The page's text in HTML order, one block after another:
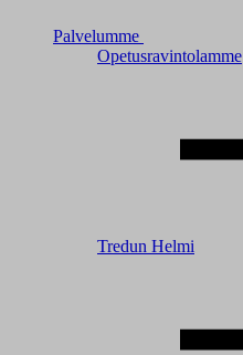
Palvelumme
Opetusravintolamme
Tredun Helmi